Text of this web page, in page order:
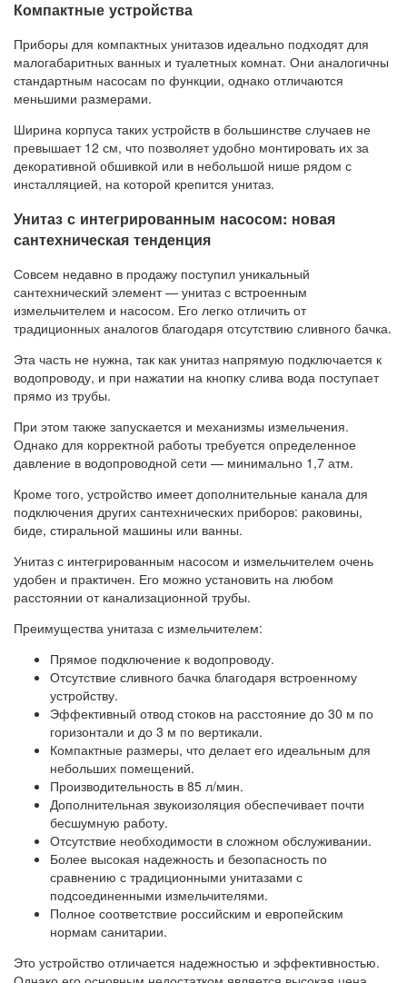
Компактные устройства
Приборы для компактных унитазов идеально подходят для
малогабаритных ванных и туалетных комнат. Они аналогичны
стандартным насосам по функции, однако отличаются
меньшими размерами.
Ширина корпуса таких устройств в большинстве случаев не
превышает 12 см, что позволяет удобно монтировать их за
декоративной обшивкой или в небольшой нише рядом с
инсталляцией, на которой крепится унитаз.
Унитаз с интегрированным насосом: новая
сантехническая тенденция
Совсем недавно в продажу поступил уникальный
сантехнический элемент — унитаз с встроенным
измельчителем и насосом. Его легко отличить от
традиционных аналогов благодаря отсутствию сливного бачка.
Эта часть не нужна, так как унитаз напрямую подключается к
водопроводу, и при нажатии на кнопку слива вода поступает
прямо из трубы.
При этом также запускается и механизмы измельчения.
Однако для корректной работы требуется определенное
давление в водопроводной сети — минимально 1,7 атм.
Кроме того, устройство имеет дополнительные канала для
подключения других сантехнических приборов: раковины,
биде, стиральной машины или ванны.
Унитаз с интегрированным насосом и измельчителем очень
удобен и практичен. Его можно установить на любом
расстоянии от канализационной трубы.
Преимущества унитаза с измельчителем:
Прямое подключение к водопроводу.
Отсутствие сливного бачка благодаря встроенному
устройству.
Эффективный отвод стоков на расстояние до 30 м по
горизонтали и до 3 м по вертикали.
Компактные размеры, что делает его идеальным для
небольших помещений.
Производительность в 85 л/мин.
Дополнительная звукоизоляция обеспечивает почти
бесшумную работу.
Отсутствие необходимости в сложном обслуживании.
Более высокая надежность и безопасность по
сравнению с традиционными унитазами с
подсоединенными измельчителями.
Полное соответствие российским и европейским
нормам санитарии.
Это устройство отличается надежностью и эффективностью.